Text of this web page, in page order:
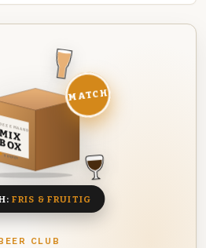
CLUB
DEZE MAAND
MIX
BOX
8 BIEREN
MATCH
FRIS & FRUITIG